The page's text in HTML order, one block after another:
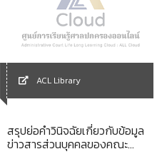
ACL Library
สรุปย่อคำวินิจฉัยเกี่ยวกับข้อมูล
ข่าวสารส่วนบุคคลของคณะ